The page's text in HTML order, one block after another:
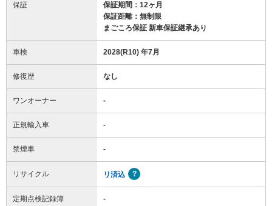
保証
保証期間：12ヶ月
保証距離：無制限
まごころ保証 新車保証継承あり
車検 2028(R10) 年7月
修復歴 なし
ワンオーナー -
正規輸入車 -
禁煙車 -
リサイクル リ済込
定期点検記録簿 -